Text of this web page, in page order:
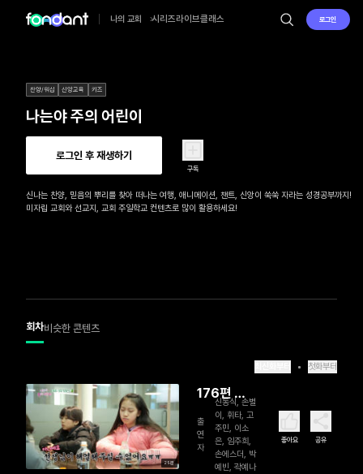
나의 교회 시리즈라이브클래스 로그인
찬양/워십 신앙교육 키즈
나는야 주의 어린이
로그인 후 재생하기
구독
신나는 찬양, 믿음의 뿌리를 찾아 떠나는 여행, 애니메이션, 챈트, 신앙이 쑥쑥 자라는 성경공부까지!
미자립 교회와 선교지, 교회 주일학교 컨텐츠로 많이 활용하세요!
회차비슷한 콘텐츠
첫화부터
29분
176편 나
는야 주의
어린이
출
연
자
신동식, 손별
이, 휘타, 고
주민, 이소
은, 임주희,
손에스더, 박
예빈, 곽예나
좋아요 공유